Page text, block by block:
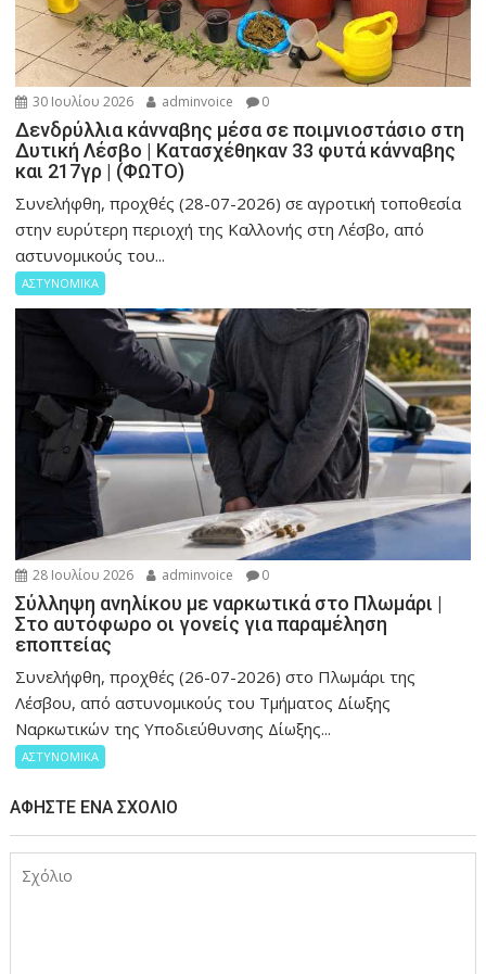
30 Ιουλίου 2026 adminvoice 0
Δενδρύλλια κάνναβης μέσα σε ποιμνιοστάσιο στη
Δυτική Λέσβο | Κατασχέθηκαν 33 φυτά κάνναβης
και 217γρ | (ΦΩΤΟ)
Συνελήφθη, προχθές (28-07-2026) σε αγροτική τοποθεσία
στην ευρύτερη περιοχή της Καλλονής στη Λέσβο, από
αστυνομικούς του...
ΑΣΤΥΝΟΜΙΚΑ
28 Ιουλίου 2026 adminvoice 0
Σύλληψη ανηλίκου με ναρκωτικά στο Πλωμάρι |
Στο αυτόφωρο οι γονείς για παραμέληση
εποπτείας
Συνελήφθη, προχθές (26-07-2026) στο Πλωμάρι της
Λέσβου, από αστυνομικούς του Τμήματος Δίωξης
Ναρκωτικών της Υποδιεύθυνσης Δίωξης...
ΑΣΤΥΝΟΜΙΚΑ
ΑΦΉΣΤΕ ΈΝΑ ΣΧΌΛΙΟ